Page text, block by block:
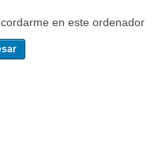
en este ordenador